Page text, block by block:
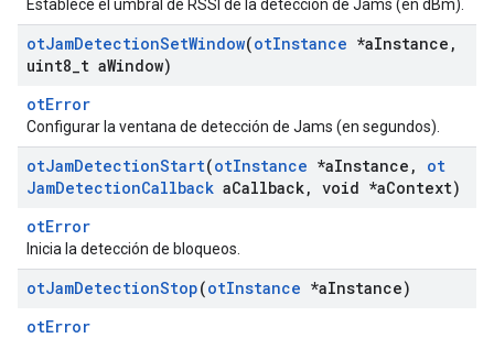
Establece el umbral de RSSI de la detección de Jams (en dBm).
otJamDetectionSetWindow(otInstance *aInstance ,
uint8 t aWindow)
otError
Configurar la ventana de detección de Jams (en segundos).
otJamDetectionStart(otInstance *aInstance ,
ot
JamDetectionCallback aCallback, void *aContext)
otError
Inicia la detección de bloqueos.
otJamDetectionStop(otInstance *aInstance)
otError